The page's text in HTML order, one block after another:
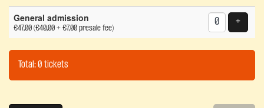
Number
General admission
€47,00 (€40,00 + €7,00 presale fee)
+Add
Total: 0 tickets